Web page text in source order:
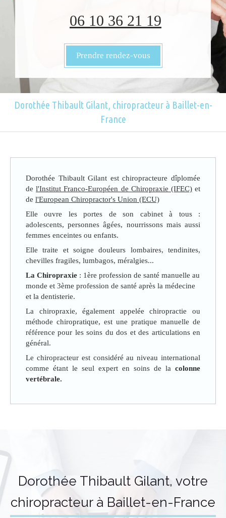
06 10 36 21 19
Prendre rendez-vous
Dorothée Thibault Gilant, chiropracteur à Baillet-en-
France
Dorothée Thibault Gilant est chiropracteure dîplomée
del'Institut Franco-Européen de Chiropraxie (IFEC)et
de l'European Chiropractor's Union (ECU)
Elle ouvre les portes de son cabinet à tous :
adolescents, personnes âgées, nourrissons mais aussi
femmes enceintes ou enfants.
Elle traite et soigne douleurs lombaires, tendinites,
chevilles fragiles, lumbagos, méralgies...
La Chiropraxie : 1ère profession de santé manuelle au
monde et 3ème profession de santé après la médecine
et la dentisterie.
La chiropraxie, également appelée chiropractie ou
méthode chiropratique, est une pratique manuelle de
référence pour les soins du dos et des articulations en
général.
Le chiropracteur est considéré au niveau international
comme étant le seul expert en soins de la colonne
vertébrale.
Dorothée Thibault Gilant, votre
chiropracteur à Baillet-en-France